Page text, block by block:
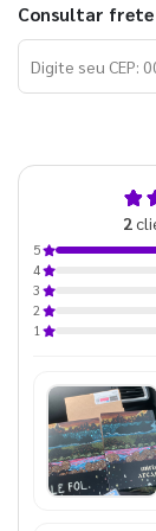
Consultar frete
2
5
4
3
2
1